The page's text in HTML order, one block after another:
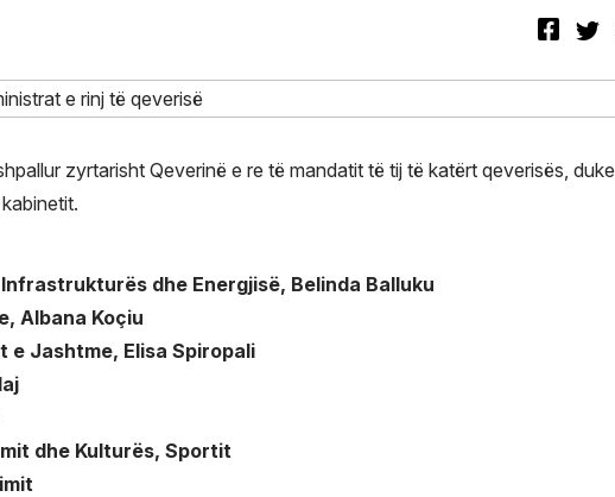
zyrtarisht Qeverinë e re të mandatit të tij të katërt qeverisës, duke
dhe Energjisë, Belinda Balluku
Albana Koçiu
e Jashtme, Elisa Spiropali
dhe Kulturës, Sportit